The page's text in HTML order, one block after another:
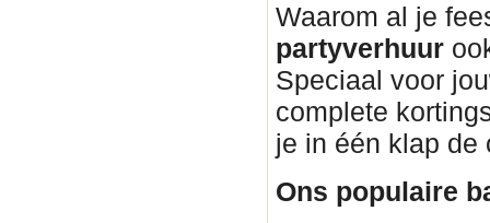
Waarom al je
partyverhuur
Speciaal voor
complete
je in één klap
Ons populaire